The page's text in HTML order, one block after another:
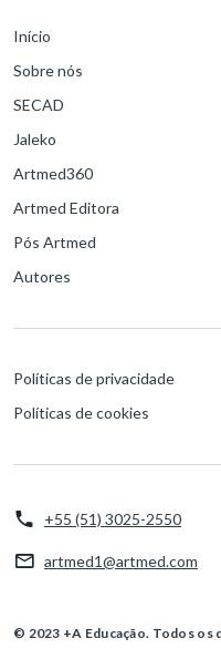
Início
Sobre nós
SECAD
Jaleko
Artmed360
Artmed Editora
Pós Artmed
Autores
Políticas de privacidade
Políticas de cookies
+55 (51) 3025-2550
artmed1@artmed.com
© 2023 +A Educação. Todos os